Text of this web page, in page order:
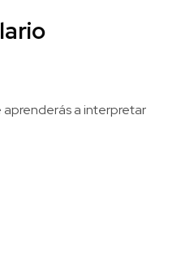
aprenderás a interpretar